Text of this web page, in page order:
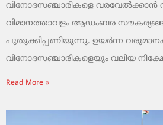
വിനോദസഞ്ചാരികളെ വരവേൽക്കാൻ
വിമാനത്താവളം ആഡംബര
പുതുക്കിപ്പണിയുന്നു. ഉയർന്ന
വിനോദസഞ്ചാരികളെയും വലിയ
Read More »